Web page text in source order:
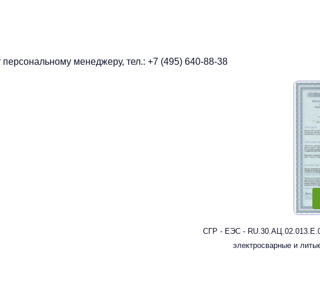
менеджеру, тел.: +7 (495) 640-88-38
СГР - ЕЭС -
электросварные и